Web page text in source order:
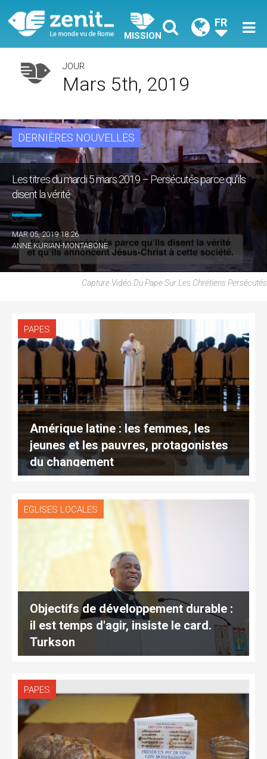
MISSION
FR
JOUR
Mars 5th, 2019
DERNIÈRES NOUVELLES
Les titres du mardi 5 mars 2019 – Persécutés parce qu'ils
disent la vérité
MAR 05, 2019 18:26
ANNE KURIAN-MONTABONE
Capture Vidéo Du Pape Sur Les Chrétiens Persécutés
PAPES
Amérique latine : les femmes, les
jeunes et les pauvres, protagonistes
du changement
EGLISES LOCALES
Objectifs de développement durable :
il est temps d'agir, insiste le card.
Turkson
PAPES